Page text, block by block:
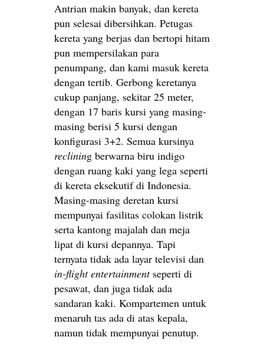
Antrian makin banyak, dan kereta
pun selesai dibersihkan. Petugas
kereta yang berjas dan bertopi hitam
pun mempersilakan para
penumpang, dan kami masuk kereta
dengan tertib. Gerbong keretanya
cukup panjang, sekitar 25 meter,
dengan 17 baris kursi yang masing-
masing berisi 5 kursi dengan
konfigurasi 3+2. Semua kursinya
reclining berwarna biru indigo
dengan ruang kaki yang lega seperti
di kereta eksekutif di Indonesia.
Masing-masing deretan kursi
mempunyai fasilitas colokan listrik
serta kantong majalah dan meja
lipat di kursi depannya. Tapi
ternyata tidak ada layar televisi dan
in-flight entertainmentseperti di
pesawat, dan juga tidak ada
sandaran kaki. Kompartemen untuk
menaruh tas ada di atas kepala,
namun tidak mempunyai penutup.